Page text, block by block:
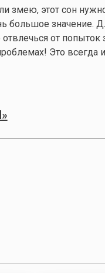
змею, этот сон
большое значение.
от попыток
Это всегда